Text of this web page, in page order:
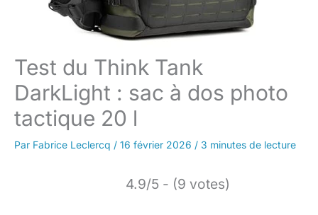
Test du Think Tank
DarkLight : sac à dos photo
tactique 20 l
Par Fabrice Leclercq / 16 février 2026 / 3 minutes de lecture
4.9/5 - (9 votes)